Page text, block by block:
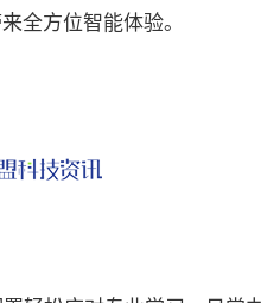
全方位智能体验。